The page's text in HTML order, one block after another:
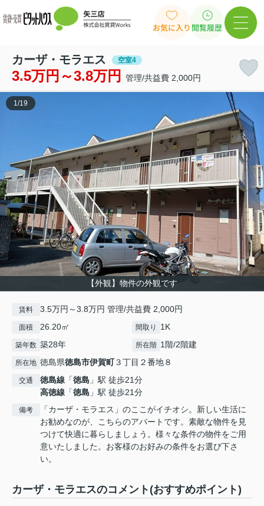
お気に入り 閲覧履歴
カーザ・モラエス 空室4
3.5万円～3.8万円 管理/共益費 2,000円
【外観】物件の外観です
1/19
賃料 3.5万円～3.8万円 管理/共益費 2,000円
面積 26.20㎡ 間取り 1K
築年数 築28年 所在階 1階/2階建
所在地 徳島県徳島市伊賀町３丁目２番地８
交通 徳島線 「徳島 」駅 徒歩21分
高徳線 「徳島 」駅 徒歩21分
備考
「カーザ・モラエス」のここがイチオシ。新しい生活に
お勧めなのが、こちらのアパートです。素敵な物件を見
つけて快適に暮らしましょう。様々な条件の物件をご用
意いたしました。お客様のお好みの条件をお選び下さ
い。
カーザ・モラエスのコメント(おすすめポイント)